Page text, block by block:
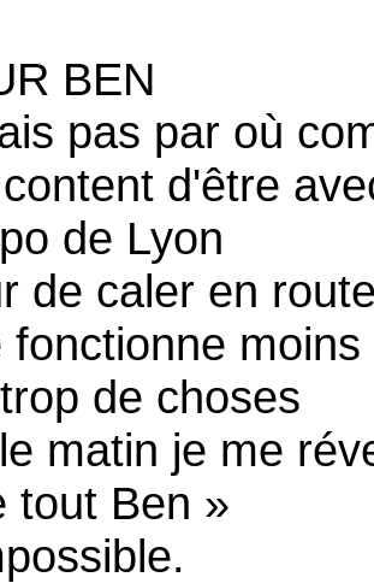
BEN
pas par où
d'être
de Lyon
de caler en
fonctionne moins
de choses
matin je me
tout Ben »